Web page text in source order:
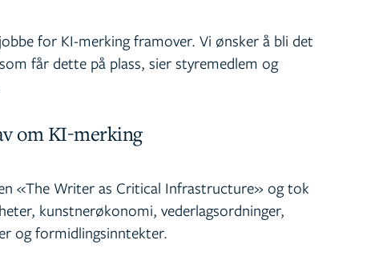
for KI-merking framover. Vi ønsker å bli det
får dette på plass, sier styremedlem og
om KI-merking
«The Writer as Critical Infrastructure» og tok
kunstnerøkonomi, vederlagsordninger,
og formidlingsinntekter.